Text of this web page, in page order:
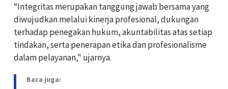
“Integritas merupakan tanggung jawab bersama yang
diwujudkan melalui kinerja profesional, dukungan
terhadap penegakan hukum, akuntabilitas atas setiap
tindakan, serta penerapan etika dan profesionalisme
dalam pelayanan," ujarnya.
Baca juga: